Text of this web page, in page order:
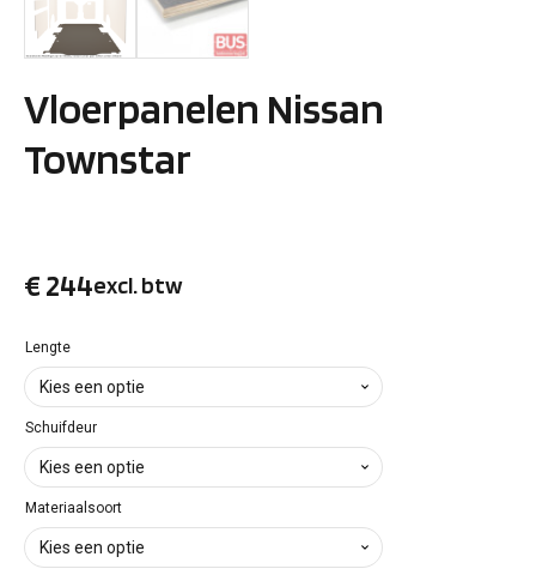
Vloerpanelen Nissan
Townstar
€ 244excl. btw
Lengte
Schuifdeur
Materiaalsoort